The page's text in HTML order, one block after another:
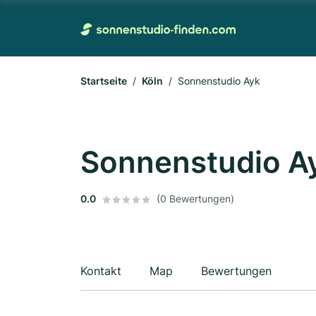
Startseite Köln Sonnenstudio Ayk
Sonnenstudio
0.0 (0 Bewertungen)
Kontakt Map Bewertungen